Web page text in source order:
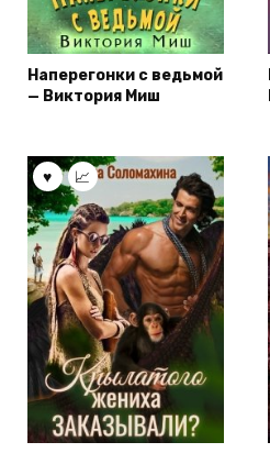
Наперегонки с ведьмой
— Виктория Миш